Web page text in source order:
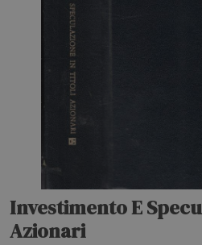
Investimento E
Azionari